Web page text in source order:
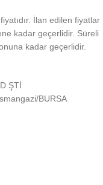
İlan edilen fiyatlar
kadar geçerlidir. Süreli
kadar geçerlidir.
ŞTİ
BURSA